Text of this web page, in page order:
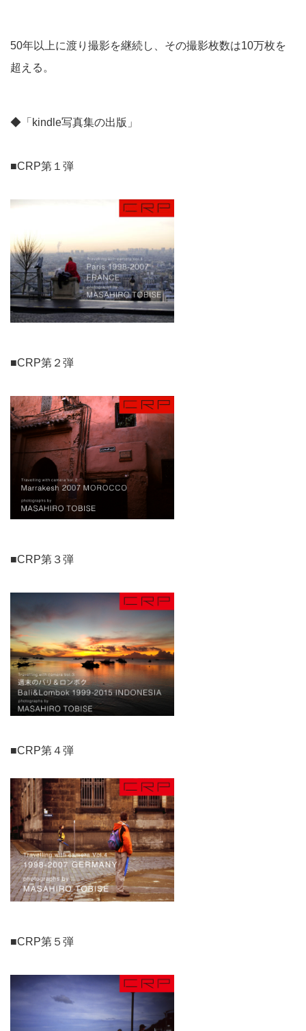
50年以上に渡り撮影を継続し、その撮影枚数は10万枚を
超える。
◆「kindle写真集の出版」
■CRP第１弾
■CRP第２弾
■CRP第３弾
■CRP第４弾
■CRP第５弾